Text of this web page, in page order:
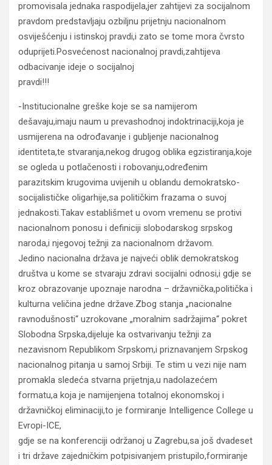
promovisala jednaka raspodijela,jer zahtijevi za socijalnom
pravdom predstavljaju ozbiljnu prijetnju nacionalnom
osviješćenju i istinskoj pravdi,i zato se tome mora čvrsto
oduprijeti.Posvećenost nacionalnoj pravdi,zahtijeva
odbacivanje ideje o socijalnoj
pravdi!!!
-Institucionalne greške koje se sa namijerom
dešavaju,imaju naum u prevashodnoj indoktrinaciji,koja je
usmijerena na odrođavanje i gubljenje nacionalnog
identiteta,te stvaranja,nekog drugog oblika egzistiranja,koje
se ogleda u potlačenosti i robovanju,određenim
parazitskim krugovima uvijenih u oblandu demokratsko-
socijalističke oligarhije,sa političkim frazama o suvoj
jednakosti.Takav establišmet u ovom vremenu se protivi
nacionalnom ponosu i definiciji slobodarskog srpskog
naroda,i njegovoj težnji za nacionalnom državom.
Jedino nacionalna država je najveći oblik demokratskog
društva u kome se stvaraju zdravi socijalni odnosi,i gdje se
kroz obrazovanje upoznaje narodna – državnička,politička i
kulturna veličina jedne države.Zbog stanja „nacionalne
ravnodušnosti“ uzrokovane „moralnim sadržajima“ pokret
Slobodna Srpska,dijeluje ka ostvarivanju težnji za
nezavisnom Republikom Srpskom,i priznavanjem Srpskog
nacionalnog pitanja u samoj Srbiji. Te stim u vezi nije nam
promakla sledeća stvarna prijetnja,u nadolazećem
formatu,a koja je namijenjena totalnoj ekonomskoj i
državničkoj eliminaciji,to je formiranje Intelligence College u
Evropi-ICE,
gdje se na konferenciji održanoj u Zagrebu,sa još dvadeset
i tri države zajedničkim potpisivanjem pristupilo,formiranje